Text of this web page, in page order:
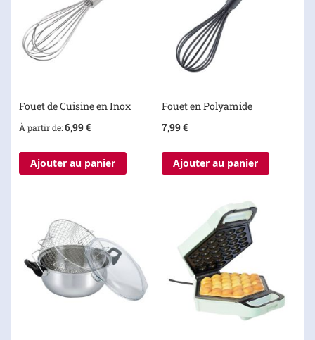
Fouet de Cuisine en Inox
À partir de 6,99 €
Ajouter au panier
Fouet en Polyamide
7,99 €
Ajouter au panier